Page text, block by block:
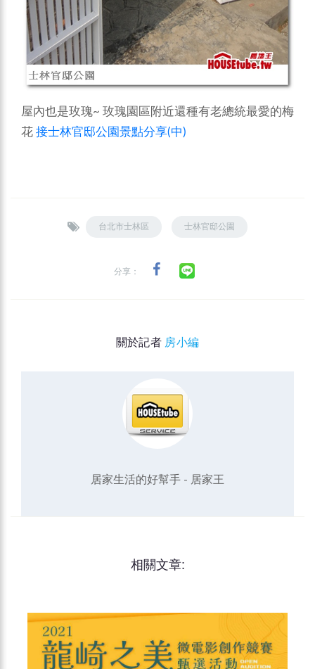
屋內也是玫瑰~ 玫瑰園區附近還種有老總統最愛的梅
花 接士林官邸公園景點分享(中)
台北市士林區 士林官邸公園
分享：
關於記者 房小編
居家生活的好幫手 - 居家王
相關文章: